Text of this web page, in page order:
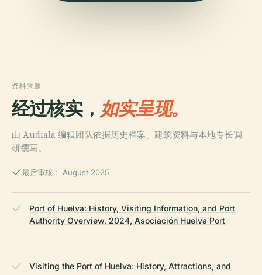
资料来源
经过核实， 如实呈现。
由 Audiala 编辑团队依据历史档案、建筑资料与本地专长调
研撰写。
最后审核： August 2025
Port of Huelva: History, Visiting Information, and Port
Authority Overview, 2024, Asociación Huelva Port
Visiting the Port of Huelva: History, Attractions, and